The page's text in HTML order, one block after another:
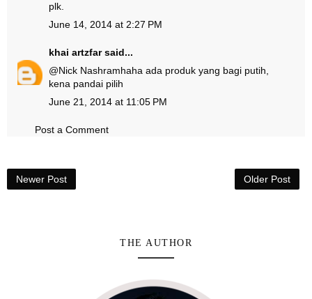
plk.
June 14, 2014 at 2:27 PM
khai artzfarsaid...
@Nick Nashramhaha ada produk yang bagi putih,
kena pandai pilih
June 21, 2014 at 11:05 PM
Post a Comment
Newer Post Older Post
THE AUTHOR